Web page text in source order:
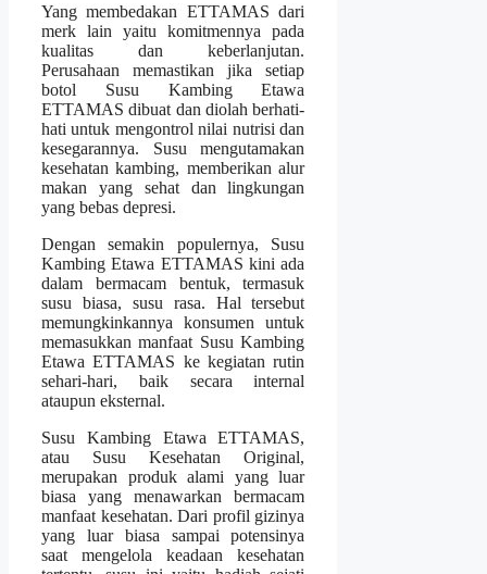
Yang membedakan ETTAMAS dari
merk lain yaitu komitmennya pada
kualitas dan keberlanjutan.
Perusahaan memastikan jika setiap
botol Susu Kambing Etawa
ETTAMAS dibuat dan diolah berhati-
hati untuk mengontrol nilai nutrisi dan
kesegarannya. Susu mengutamakan
kesehatan kambing, memberikan alur
makan yang sehat dan lingkungan
yang bebas depresi.
Dengan semakin populernya, Susu
Kambing Etawa ETTAMAS kini ada
dalam bermacam bentuk, termasuk
susu biasa, susu rasa. Hal tersebut
memungkinkannya konsumen untuk
memasukkan manfaat Susu Kambing
Etawa ETTAMAS ke kegiatan rutin
sehari-hari, baik secara internal
ataupun eksternal.
Susu Kambing Etawa ETTAMAS,
atau Susu Kesehatan Original,
merupakan produk alami yang luar
biasa yang menawarkan bermacam
manfaat kesehatan. Dari profil gizinya
yang luar biasa sampai potensinya
saat mengelola keadaan kesehatan